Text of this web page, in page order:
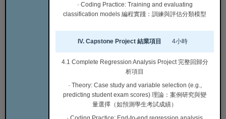
· Coding Practice: Training and evaluating
classification models 編程實踐：訓練與評估分類模型
IV. Capstone Project 結業項目 4小時
4.1 Complete Regression Analysis Project 完整回歸分
析項目
· Theory: Case study and variable selection (e.g.,
predicting student exam scores) 理論：案例研究與變
量選擇（如預測學生考試成績）